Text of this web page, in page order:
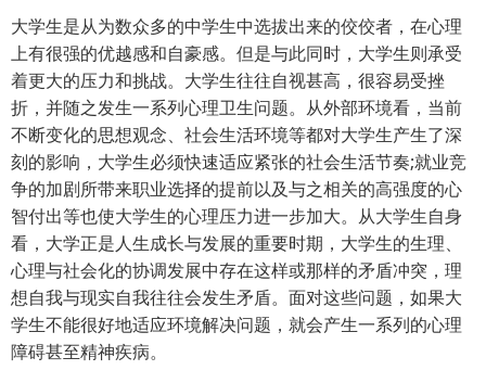
大学生是从为数众多的中学生中选拔出来的佼佼者，在心理
上有很强的优越感和自豪感。但是与此同时，大学生则承受
着更大的压力和挑战。大学生往往自视甚高，很容易受挫
折，并随之发生一系列心理卫生问题。从外部环境看，当前
不断变化的思想观念、社会生活环境等都对大学生产生了深
刻的影响，大学生必须快速适应紧张的社会生活节奏;就业竞
争的加剧所带来职业选择的提前以及与之相关的高强度的心
智付出等也使大学生的心理压力进一步加大。从大学生自身
看，大学正是人生成长与发展的重要时期，大学生的生理、
心理与社会化的协调发展中存在这样或那样的矛盾冲突，理
想自我与现实自我往往会发生矛盾。面对这些问题，如果大
学生不能很好地适应环境解决问题，就会产生一系列的心理
障碍甚至精神疾病。